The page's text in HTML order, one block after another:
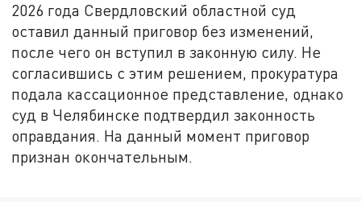
2026 года Свердловский областной суд
оставил данный приговор без изменений,
после чего он вступил в законную силу. Не
согласившись с этим решением, прокуратура
подала кассационное представление, однако
суд в Челябинске подтвердил законность
оправдания. На данный момент приговор
признан окончательным.